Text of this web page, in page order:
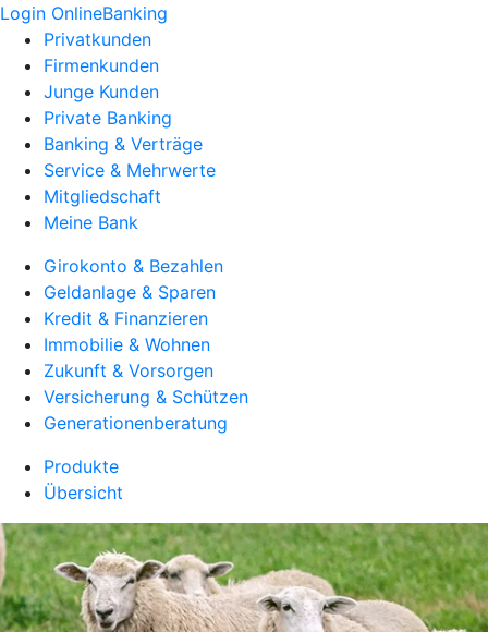
Login OnlineBanking
Privatkunden
Firmenkunden
Junge Kunden
Private Banking
Banking & Verträge
Service & Mehrwerte
Mitgliedschaft
Meine Bank
Girokonto & Bezahlen
Geldanlage & Sparen
Kredit & Finanzieren
Immobilie & Wohnen
Zukunft & Vorsorgen
Versicherung & Schützen
Generationenberatung
Produkte
Übersicht